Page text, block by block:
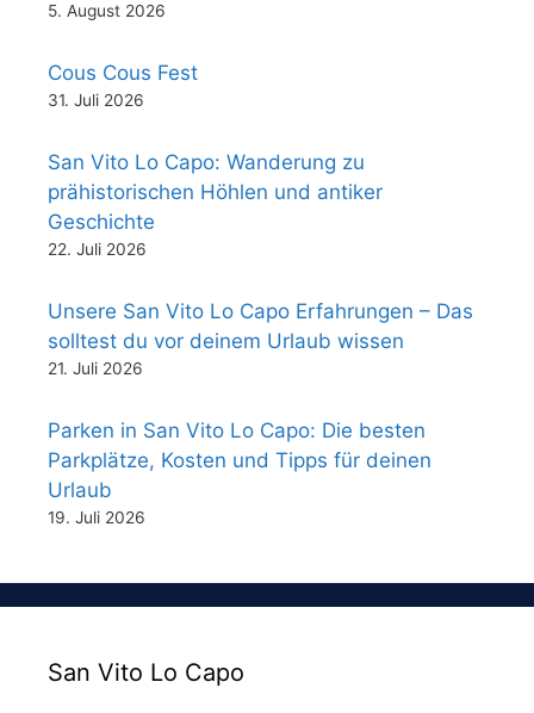
5. August 2026
Cous Cous Fest
31. Juli 2026
San Vito Lo Capo: Wanderung zu
prähistorischen Höhlen und antiker
Geschichte
22. Juli 2026
Unsere San Vito Lo Capo Erfahrungen – Das
solltest du vor deinem Urlaub wissen
21. Juli 2026
Parken in San Vito Lo Capo: Die besten
Parkplätze, Kosten und Tipps für deinen
Urlaub
19. Juli 2026
San Vito Lo Capo